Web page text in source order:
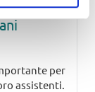
per
assistenti.